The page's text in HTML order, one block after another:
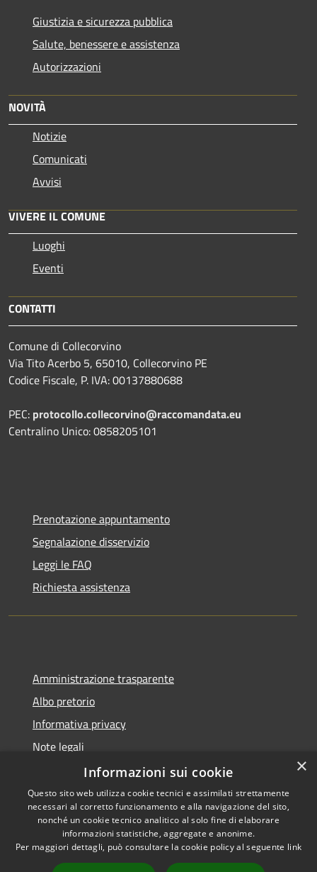
Giustizia e sicurezza pubblica
Salute, benessere e assistenza
Autorizzazioni
NOVITÀ
Notizie
Comunicati
Avvisi
VIVERE IL COMUNE
Luoghi
Eventi
CONTATTI
Comune di Collecorvino
Via Tito Acerbo 5, 65010, Collecorvino PE
Codice Fiscale, P. IVA: 00137880688
PEC: protocollo.collecorvino@raccomandata.eu
Centralino Unico: 0858205101
Prenotazione appuntamento
Segnalazione disservizio
Leggi le FAQ
Richiesta assistenza
Amministrazione trasparente
Albo pretorio
Informativa privacy
Note legali
Dichiarazione di accessibilità
RSS
Accessibilità
Copyright © 2026 • Comune di
×
Informazioni sui cookie
Questo sito web utilizza cookie tecnici e assimilati strettamente
necessari al corretto funzionamento e alla navigazione del sito,
nonché un cookie tecnico analitico al solo fine di elaborare
informazioni statistiche, aggregate e anonime.
Per maggiori dettagli, può consultare la cookie policy al seguente link